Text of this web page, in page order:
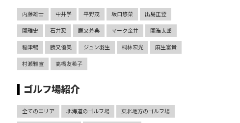
内藤雄士 中井学 平野茂 坂口悠菜 出島正登
関雅史 石井忍 鹿又芳典 マーク金井 関浩太郎
稲津暢 勝又優美 ジュン羽生 桐林宏光 麻生富貴
村瀬雅宣 高橋友希子
ゴルフ場紹介
全てのエリア 北海道のゴルフ場 東北地方のゴルフ場